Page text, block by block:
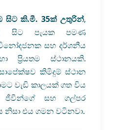
සිට කි.මී. 35ක් උතුරින්,
සිට පැයක පමණ
සහ දර්ශනීය
ප්‍රියතම ස්ථානයකි.
කිමිදුම් ස්ථාන
වැඩි කාලයක් ගත විය
ජීවීන්ගේ සහ ගල්පර
එය ගමන වටිනවා.